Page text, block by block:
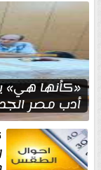
«كأنها هي»
أدب مصر